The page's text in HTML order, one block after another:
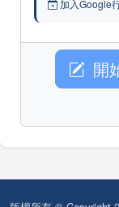
加入Google
開